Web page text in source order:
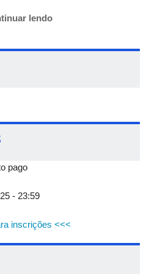
de Ciências Agrárias e
lendo
pago
- 23:59
inscrições <<<